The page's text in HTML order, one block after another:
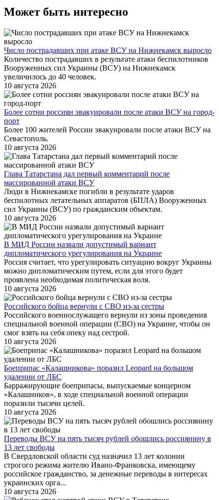
Может быть интересно
Число пострадавших при атаке ВСУ на Нижнекамск выросло
Количество пострадавших в результате атаки беспилотников
Вооруженных сил Украины (ВСУ) на Нижнекамск
увеличилось до 40 человек.
10 августа 2026
Более сотни россиян эвакуировали после атаки ВСУ на город-
порт
Более 100 жителей России эвакуировали после атаки ВСУ на
Севастополь.
10 августа 2026
Глава Татарстана дал первый комментарий после
массированной атаки ВСУ
Люди в Нижнекамске погибли в результате ударов
беспилотных летательных аппаратов (БПЛА) Вооруженных
сил Украины (ВСУ) по гражданским объектам.
10 августа 2026
В МИД России назвали допустимый вариант
дипломатического урегулирования на Украине
Россия считает, что урегулировать ситуацию вокруг Украины
можно дипломатическим путем, если для этого будет
проявлена необходимая политическая воля.
10 августа 2026
Российского бойца вернули с СВО из-за сестры
Российского военнослужащего вернули из зоны проведения
специальной военной операции (СВО) на Украине, чтобы он
смог взять на себя опеку над сестрой.
10 августа 2026
Боеприпас «Калашникова» поразил Leopard на большом
удалении от ЛБС
Барражирующие боеприпасы, выпускаемые концерном
«Калашников», в ходе специальной военной операции
поразили тысячи целей.
10 августа 2026
Переводы ВСУ на пять тысяч рублей обошлись россиянину в
13 лет свободы
В Свердловской области суд назначил 13 лет колонии
строгого режима жителю Ивано-Франковска, имеющему
российское гражданство, за денежные переводы в интересах
украинских орга...
10 августа 2026